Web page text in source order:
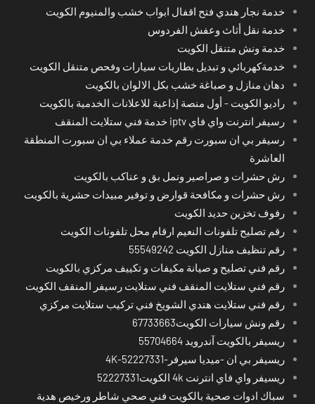
خدمة نجار هندي فتح اقفال ابواب خشب والمنيوم الكويت
خدمة نقل أثاث وعفش الفردوس
خدمة ونش متنقل الكويت
خدمةكهربائي و تبديل بطاريات سيارات وفحص متنقل الكويت
دهان منازل و صباغة خشب بكل الالوان بالكويت
راديو الكويت - أول منصة إذاعية للاعلانات الخدمية بالكويت
رسيفر انترنت واي فاي iptv خدمة فني ستلايت المنقف
رسيفر بي ان سبورت رقم خدمة عملاء بي ان سبورت المنطقة
العاشرة
رش حشرات و صراصير ونمل بق و عناكب بالكويت
رش حشرات و مكافحة قوارض و توفير مبيدات حشرية بالكويت
رفوف تخزين حديد الكويت
رقم تصليح تلفونات النعيم ارقام محل تلفونات الكويت
رقم تنظيف منازل الكويت 55549242
رقم فني تصليح و صيانة مكيفات و تكييف مركزي بالكويت
رقم فني ستلايت المنقف فني ستلايت رسيفر المنقف الكويت
رقم فني ستلايت هندي الشويخ فني تركيب ستلايت مركزي
رقم ونش سيارات الكويت67733663
ريسيفر بالكويت آندرويد 55704664
ريسيفر بي ان -ميديا سيرفر-4K-52227331
ريسيفر واي فاي انترنت 4k الكويت52227331
سباك ادوات صحية بالكويت فني صحي شاطر ورخيص هدية